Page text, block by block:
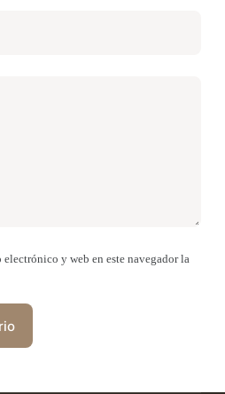
electrónico y web en este navegador la